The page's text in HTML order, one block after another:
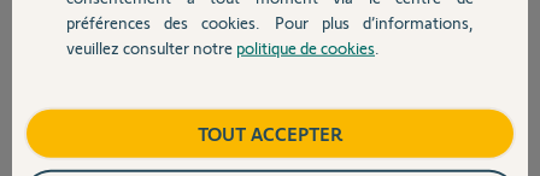
Contact
Bonjour Xavier,
préférences des cookies. Pour plus d’informations,
veuillez consulter notre politique de cookies
TOUT ACCEPTER